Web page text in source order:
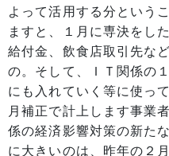
よって活用する分という
ますと、１月に専決をし
給付金、飲食店取引先な
の。そして、ＩＴ関係の
にも入れていく等に使っ
月補正で計上します事業
係の経済影響対策の新た
に大きいのは、昨年の２